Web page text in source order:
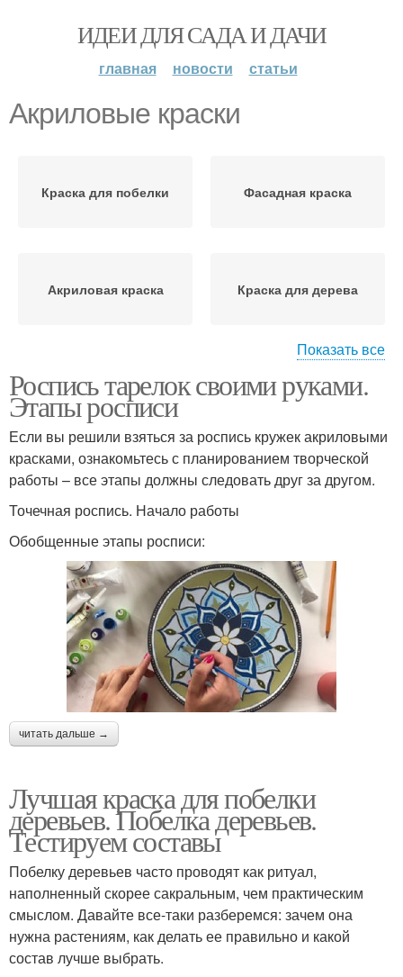
ИДЕИ ДЛЯ САДА И ДАЧИ
главная новости статьи
Акриловые краски
Краска для побелки Фасадная краска
Акриловая краска Краска для дерева
фасадов
Строительные краски
Масляные краски Краски на олифе
Краски для побелки Садовые краски
Краска для деревьев
Краска для садовых
деревьев
Водоэмульсионная
краска
Показать все
Роспись тарелок своими руками.
Этапы росписи
Если вы решили взяться за роспись кружек акриловыми
красками, ознакомьтесь с планированием творческой
работы – все этапы должны следовать друг за другом.
Точечная роспись. Начало работы
Обобщенные этапы росписи:
читать дальше →
Лучшая краска для побелки
деревьев. Побелка деревьев.
Тестируем составы
Побелку деревьев часто проводят как ритуал,
наполненный скорее сакральным, чем практическим
смыслом. Давайте все-таки разберемся: зачем она
нужна растениям, как делать ее правильно и какой
состав лучше выбрать.